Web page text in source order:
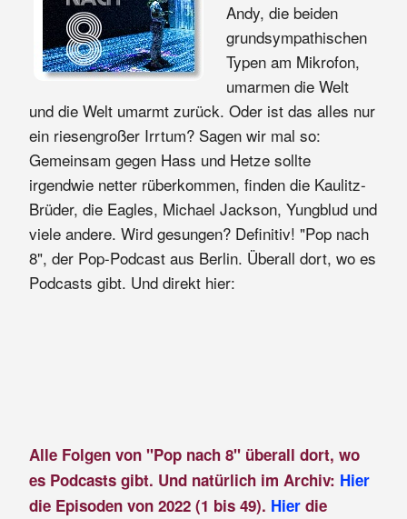
Andy, die beiden
grundsympathischen
Typen am Mikrofon,
umarmen die Welt
und die Welt umarmt zurück. Oder ist das alles nur
ein riesengroßer Irrtum? Sagen wir mal so:
Gemeinsam gegen Hass und Hetze sollte
irgendwie netter rüberkommen, finden die Kaulitz-
Brüder, die Eagles, Michael Jackson, Yungblud und
viele andere. Wird gesungen? Definitiv! "Pop nach
8", der Pop-Podcast aus Berlin. Überall dort, wo es
Podcasts gibt. Und direkt hier:
Alle Folgen von "Pop nach 8" überall dort, wo
es Podcasts gibt. Und natürlich im Archiv: Hier
die Episoden von 2022 (1 bis 49). Hierdie